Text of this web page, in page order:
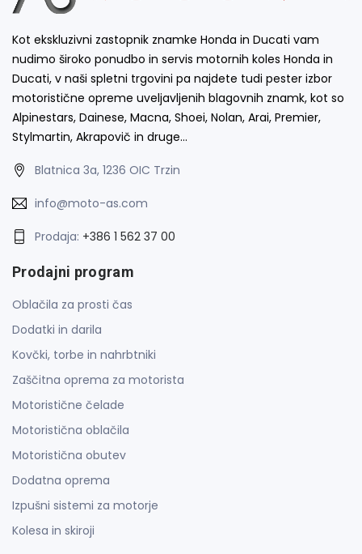
Kot ekskluzivni zastopnik znamke Honda in Ducati vam
nudimo široko ponudbo in servis motornih koles Honda in
Ducati, v naši spletni trgovini pa najdete tudi pester izbor
motoristične opreme uveljavljenih blagovnih znamk, kot so
Alpinestars, Dainese, Macna, Shoei, Nolan, Arai, Premier,
Stylmartin, Akrapovič in druge…
Blatnica 3a, 1236 OIC Trzin
info@moto-as.com
Prodaja: +386 1 562 37 00
Prodajni program
Oblačila za prosti čas
Dodatki in darila
Kovčki, torbe in nahrbtniki
Zaščitna oprema za motorista
Motoristične čelade
Motoristična oblačila
Motoristična obutev
Dodatna oprema
Izpušni sistemi za motorje
Kolesa in skiroji